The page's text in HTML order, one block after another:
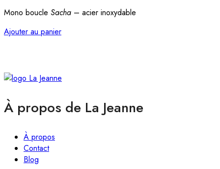
Mono boucle Sacha – acier inoxydable
Ajouter au panier
À propos de La Jeanne
À propos
Contact
Blog